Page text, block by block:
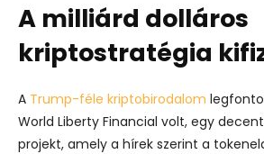
A milliárd dolláros
kriptostratégia
A Trump-féle kriptobirodalom
World Liberty Financial volt, egy
projekt, amely a hírek szerint a